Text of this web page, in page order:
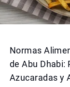
Normas
de Abu Dhabi:
Azucaradas y